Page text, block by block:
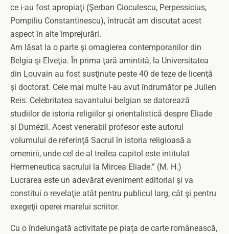
ce i-au fost apropiaţi (Şerban Cioculescu, Perpessicius,
Pompiliu Constantinescu), întrucât am discutat acest
aspect în alte împrejurări.
Am lăsat la o parte şi omagierea contemporanilor din
Belgia şi Elveţia. În prima ţară amintită, la Universitatea
din Louvain au fost susţinute peste 40 de teze de licenţă
şi doctorat. Cele mai multe l-au avut îndrumător pe Julien
Reis. Celebritatea savantului belgian se datorează
studiilor de istoria religiilor şi orientalistică despre Eliade
şi Dumézil. Acest venerabil profesor este autorul
volumului de referinţă Sacrul în istoria religioasă a
omenirii, unde cel de-al treilea capitol este intitulat
Hermeneutica sacrului la Mircea Eliade.” (M. H.)
Lucrarea este un adevărat eveniment editorial şi va
constitui o revelaţie atât pentru publicul larg, cât şi pentru
exegeţii operei marelui scriitor.
Cu o îndelungată activitate pe piaţa de carte românească,